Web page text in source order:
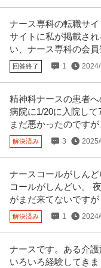
ナース専科の転職サ
サイトに私が掲載さ
い、ナース専科の会
かかかってきています
回答終了 1
精神科ナースの患者
病院に1/20に入院し
まだ悪かったのです
た。
解決済み 3
ナースコールがしん
コールがしんどい。
がまだ来てないです
解決済み 1
ナースです。ある介
いろいろ経験してき